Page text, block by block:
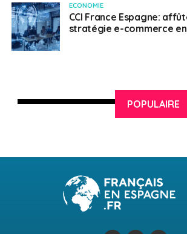
ECONOMIE
CCI France Espagne:
stratégie e-commerce en
POPULAIRE